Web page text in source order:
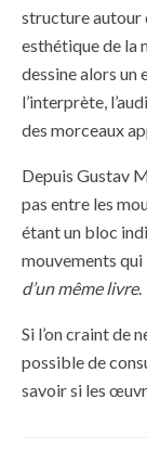
structure autour
esthétique de la
dessine alors un
l’interprète,
des morceaux
Depuis Gustav
pas entre les
étant un bloc
mouvements qui
d’un même livre.
Si l’on craint de
possible de
savoir si les